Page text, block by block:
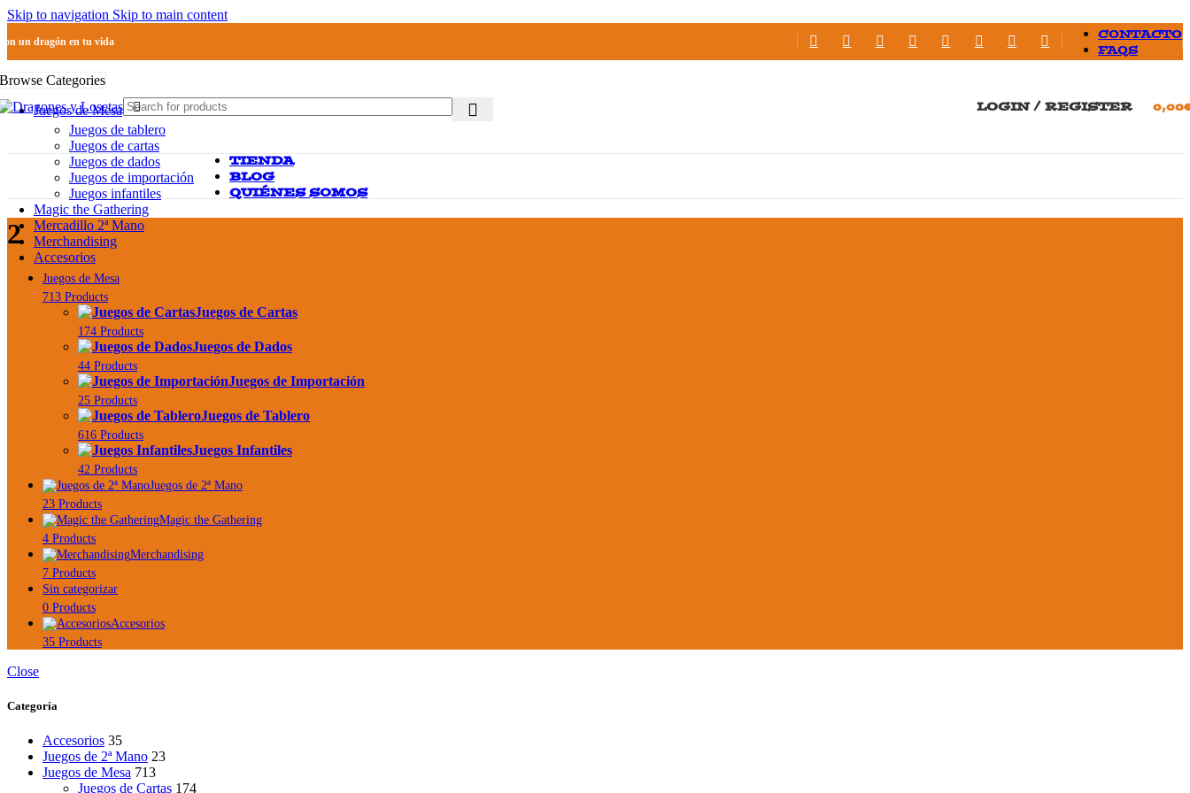
Skip to navigation Skip to main content
un dragón en tu vida
CONTACTO
FAQS
LOGIN / REGISTER 0,00
Browse Categories
Juegos de Mesa
Juegos de tablero
Juegos de cartas
Juegos de dados
Juegos de importación
Juegos infantiles
Magic the Gathering
Mercadillo 2ª Mano
Merchandising
Accesorios
TIENDA
BLOG
QUIÉNES SOMOS
2
Juegos de Mesa
713 Products
Juegos de Cartas
174 Products
Juegos de Dados
44 Products
Juegos de Importación
25 Products
Juegos de Tablero
616 Products
Juegos Infantiles
42 Products
Juegos de 2ª Mano
23 Products
Magic the Gathering
4 Products
Merchandising
7 Products
Sin categorizar
0 Products
Accesorios
35 Products
Close
Categoría
Accesorios 35
Juegos de 2ª Mano 23
Juegos de Mesa 713
Juegos de Cartas 174